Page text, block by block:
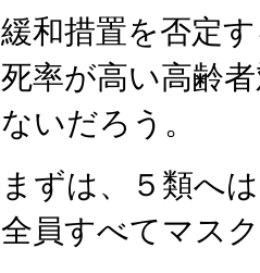
緩和措置を否定
死率が高い高齢
ないだろう。
まずは、５類へ
全員すべてマス